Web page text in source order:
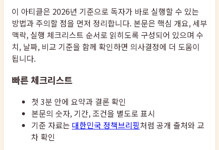
이 아티클은 2026년 기준으로 독자가 바로 실행할 수 있는
방법과 주의할 점을 먼저 정리합니다. 본문은 핵심 개요, 세부
맥락, 실행 체크리스트 순서로 읽히도록 구성되어 있으며 수
치, 날짜, 비교 기준을 함께 확인하면 의사결정에 더 도움이
됩니다.
빠른 체크리스트
첫 3분 안에 요약과 결론 확인
본문의 숫자, 기간, 조건을 별도로 표시
기준 자료는 대한민국 정책브리핑처럼 공개 출처와 교
차 확인